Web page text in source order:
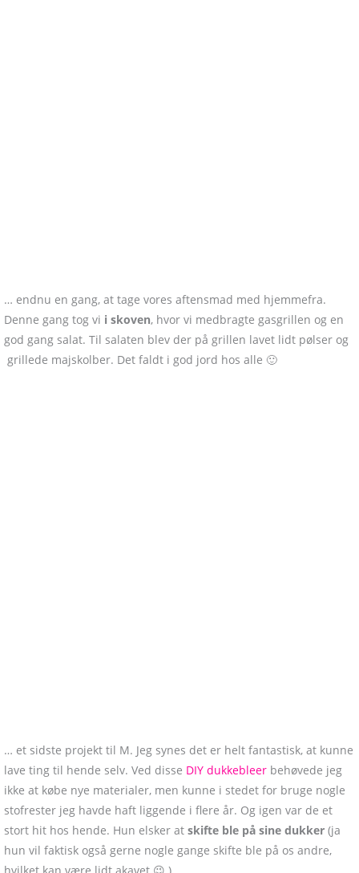
… endnu en gang, at tage vores aftensmad med hjemmefra.
Denne gang tog vi i skoven, hvor vi medbragte gasgrillen og en
god gang salat. Til salaten blev der på grillen lavet lidt pølser og
grillede majskolber. Det faldt i god jord hos alle 🙂
… et sidste projekt til M. Jeg synes det er helt fantastisk, at kunne
lave ting til hende selv. Ved disse DIY dukkebleer behøvede jeg
ikke at købe nye materialer, men kunne i stedet for bruge nogle
stofrester jeg havde haft liggende i flere år. Og igen var de et
stort hit hos hende. Hun elsker at skifte ble på sine dukker (ja
hun vil faktisk også gerne nogle gange skifte ble på os andre,
hvilket kan være lidt akavet 😉 ).